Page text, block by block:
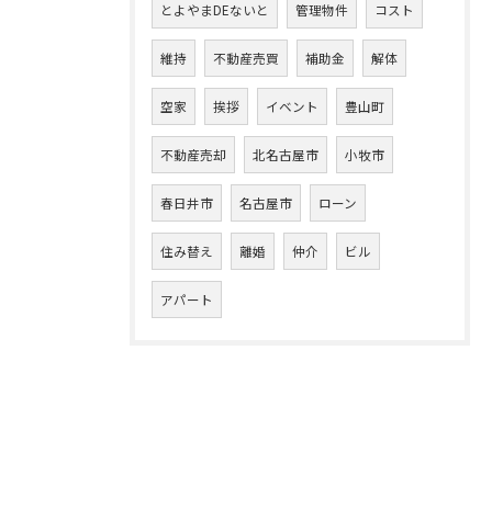
とよやまDEないと 管理物件 コスト
維持 不動産売買 補助金 解体
空家 挨拶 イベント 豊山町
不動産売却 北名古屋市 小牧市
春日井市 名古屋市 ローン
住み替え 離婚 仲介 ビル
アパート